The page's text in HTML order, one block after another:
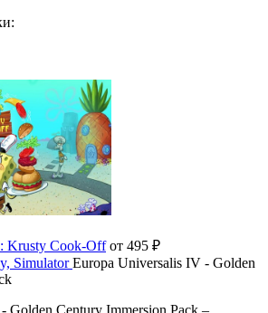
Krusty Cook-Offот 495 ₽
Simulator Europa Universalis IV - Golden
Golden Century Immersion Pack –